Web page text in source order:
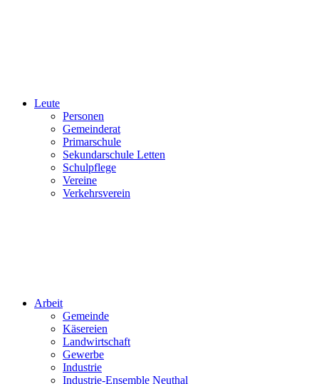
Leute
Personen
Gemeinderat
Primarschule
Sekundarschule Letten
Schulpflege
Vereine
Verkehrsverein
Arbeit
Gemeinde
Käsereien
Landwirtschaft
Gewerbe
Industrie
Industrie-Ensemble Neuthal